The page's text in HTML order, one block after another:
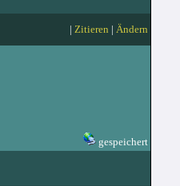
| Zitieren | Ändern
gespeichert